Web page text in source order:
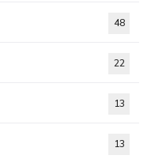
48
22
13
13